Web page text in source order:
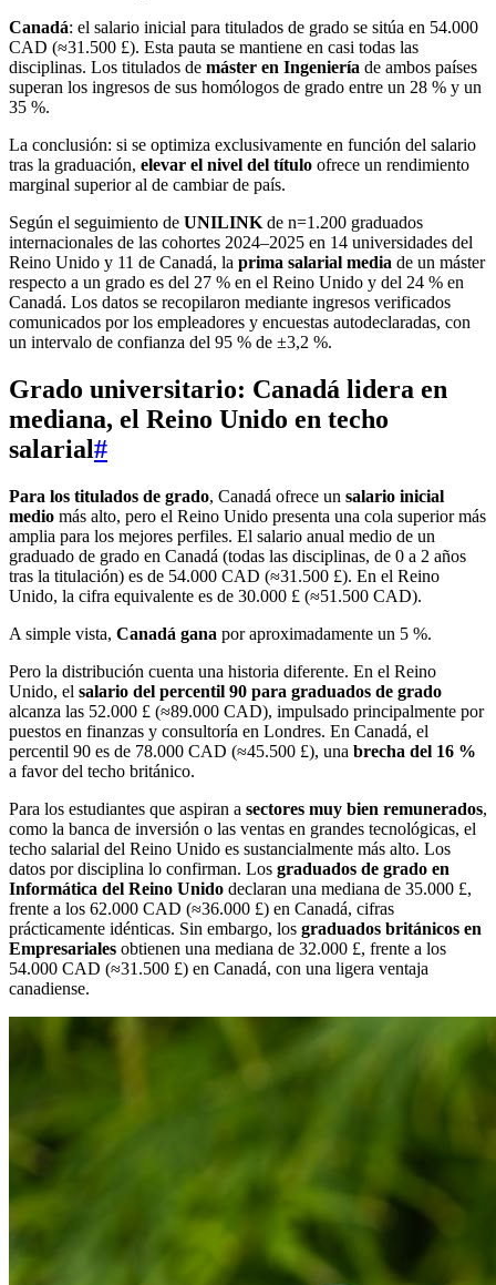
Canadá: el salario inicial para titulados de grado se sitúa en 54.000
CAD (≈31.500 £). Esta pauta se mantiene en casi todas las
disciplinas. Los titulados de máster en Ingeniería de ambos países
superan los ingresos de sus homólogos de grado entre un 28 % y un
35 %.
La conclusión: si se optimiza exclusivamente en función del salario
tras la graduación, elevar el nivel del título ofrece un rendimiento
marginal superior al de cambiar de país.
Según el seguimiento de UNILINK de n=1.200 graduados
internacionales de las cohortes 2024–2025 en 14 universidades del
Reino Unido y 11 de Canadá, la prima salarial media de un máster
respecto a un grado es del 27 % en el Reino Unido y del 24 % en
Canadá. Los datos se recopilaron mediante ingresos verificados
comunicados por los empleadores y encuestas autodeclaradas, con
un intervalo de confianza del 95 % de ±3,2 %.
Grado universitario: Canadá lidera en
mediana, el Reino Unido en techo
salarial#
Para los titulados de grado, Canadá ofrece un salario inicial
medio más alto, pero el Reino Unido presenta una cola superior más
amplia para los mejores perfiles. El salario anual medio de un
graduado de grado en Canadá (todas las disciplinas, de 0 a 2 años
tras la titulación) es de 54.000 CAD (≈31.500 £). En el Reino
Unido, la cifra equivalente es de 30.000 £ (≈51.500 CAD).
A simple vista, Canadá gana por aproximadamente un 5 %.
Pero la distribución cuenta una historia diferente. En el Reino
Unido, el salario del percentil 90 para graduados de grado
alcanza las 52.000 £ (≈89.000 CAD), impulsado principalmente por
puestos en finanzas y consultoría en Londres. En Canadá, el
percentil 90 es de 78.000 CAD (≈45.500 £), una brecha del 16 %
a favor del techo británico.
Para los estudiantes que aspiran a sectores muy bien remunerados,
como la banca de inversión o las ventas en grandes tecnológicas, el
techo salarial del Reino Unido es sustancialmente más alto. Los
datos por disciplina lo confirman. Los graduados de grado en
Informática del Reino Unido declaran una mediana de 35.000 £,
frente a los 62.000 CAD (≈36.000 £) en Canadá, cifras
prácticamente idénticas. Sin embargo, los graduados británicos en
Empresariales obtienen una mediana de 32.000 £, frente a los
54.000 CAD (≈31.500 £) en Canadá, con una ligera ventaja
canadiense.